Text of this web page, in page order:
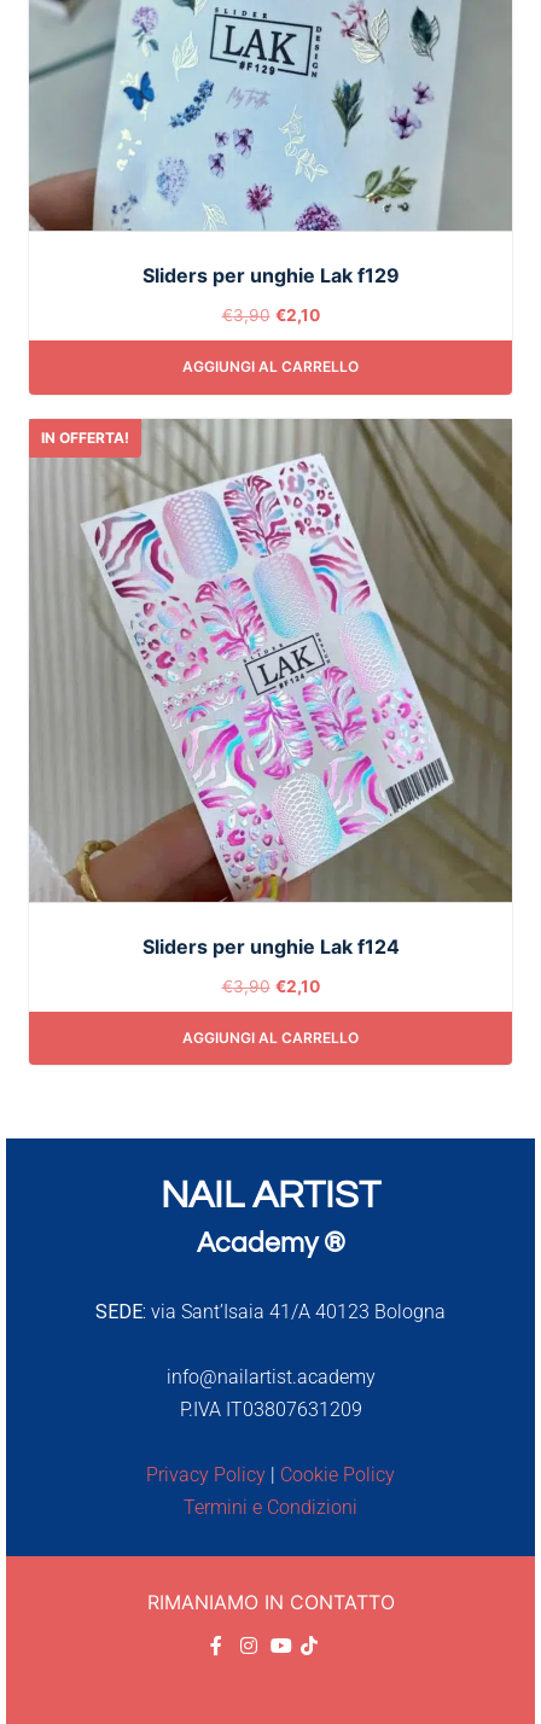
Sliders per unghie Lak f129
€3,90 €2,10
AGGIUNGI AL CARRELLO
IN OFFERTA!
Sliders per unghie Lak f124
€3,90 €2,10
AGGIUNGI AL CARRELLO
NAIL ARTIST
Academy ®
SEDE: via Sant’Isaia 41/A 40123 Bologna
info@nailartist.academy
P.IVA IT03807631209
Privacy Policy
Cookie Policy
Termini e Condizioni
RIMANIAMO IN CONTATTO